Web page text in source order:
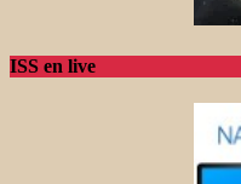
ISS en live